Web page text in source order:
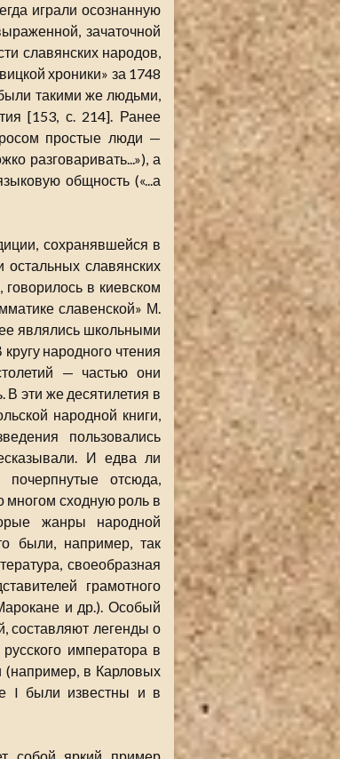
играли осознанную
зачаточной
славянских народов,
хроники» за 1748
такими же людьми,
[153, с. 214]. Ранее
простые люди —
разговаривать...»), а
общность («...а
сохранявшейся в
славянских
в киевском
славенской» М.
являлись школьными
народного чтения
— частью они
В эти же десятилетия в
народной книги,
пользовались
И едва ли
отсюда,
многом сходную роль в
жанры народной
были, например, так
своеобразная
грамотного
и др.). Особый
составляют легенды о
императора в
(например, в Карловых
I были известны и в